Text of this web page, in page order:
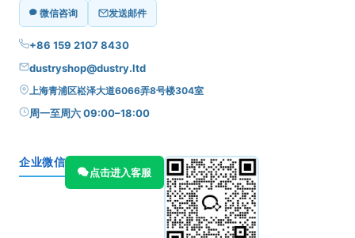
微信咨询 发送邮件
+86 159 2107 8430
dustryshop@dustry.ltd
上海青浦区崧泽大道6066弄8号楼304室
周一至周六 09:00–18:00
企业微信
点击进入客服